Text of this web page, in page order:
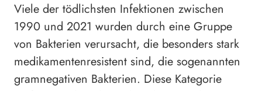
Viele der tödlichsten Infektionen zwischen
1990 und 2021 wurden durch eine Gruppe
von Bakterien verursacht, die besonders stark
medikamentenresistent sind, die sogenannten
gramnegativen Bakterien. Diese Kategorie